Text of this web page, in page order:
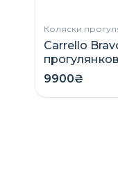
Коляски
Carrello
9900₴